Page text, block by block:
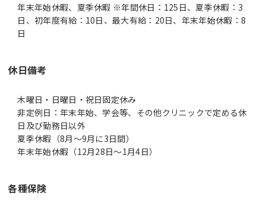
年末年始休暇、夏季休暇 ※年間休日：125日、夏季休暇：3
日、初年度有給：10日、最大有給：20日、年末年始休暇：8
日
休日備考
木曜日・日曜日・祝日固定休み
非定例日：年末年始、学会等、その他クリニックで定める休
日及び勤務日以外
夏季休暇（8月～9月に3日間）
各種保険